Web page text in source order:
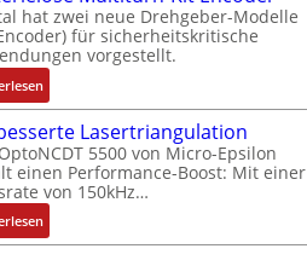
hat zwei neue Drehgeber-Modelle
für sicherheitskritische
vorgestellt.
:
B
a
t
t
e
r
i
Lasertriangulation
5500 von Micro-Epsilon
einen Performance-Boost: Mit einer
von 150kHz…
:
V